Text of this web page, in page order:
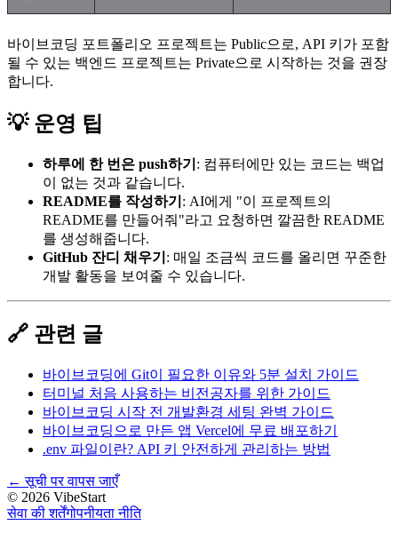
바이브코딩 포트폴리오 프로젝트는 Public으로, API 키가 포함
될 수 있는 백엔드 프로젝트는 Private으로 시작하는 것을 권장
합니다.
💡 운영 팁
하루에 한 번은 push하기 : 컴퓨터에만 있는 코드는 백업
이 없는 것과 같습니다.
README를 작성하기 : AI에게 "이 프로젝트의
README를 만들어줘"라고 요청하면 깔끔한 README
를 생성해줍니다.
GitHub 잔디 채우기 : 매일 조금씩 코드를 올리면 꾸준한
개발 활동을 보여줄 수 있습니다.
🔗 관련 글
바이브코딩에 Git이 필요한 이유와 5분 설치 가이드
터미널 처음 사용하는 비전공자를 위한 가이드
바이브코딩 시작 전 개발환경 세팅 완벽 가이드
바이브코딩으로 만든 앱 Vercel에 무료 배포하기
.env 파일이란? API 키 안전하게 관리하는 방법
←सूची पर वापस जाएँ
© 2026 VibeStart
सेवा की शर्तेंगोपनीयता नीति